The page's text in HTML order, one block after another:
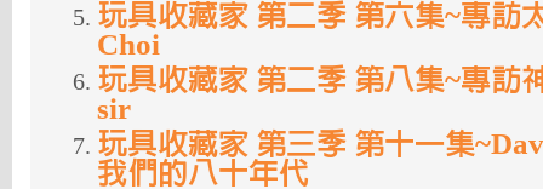
玩具收藏家 第二季 第六集~專訪
Choi
玩具收藏家 第二季 第八集~專訪
sir
玩具收藏家 第三季 第十一集
我們的八十年代